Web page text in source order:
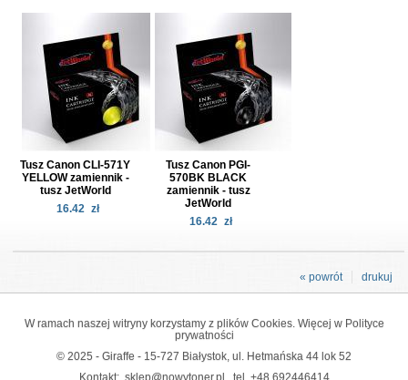
Tusz Canon CLI-571Y
YELLOW zamiennik -
tusz JetWorld
16.42 zł
Tusz Canon PGI-
570BK BLACK
zamiennik - tusz
JetWorld
16.42 zł
drukuj
« powrót
W ramach naszej witryny korzystamy z plików Cookies. Więcej w Polityce
prywatności
© 2025 - Giraffe - 15-727 Białystok, ul. Hetmańska 44 lok 52
Kontakt: sklep@nowytoner.pl tel. +48 692446414